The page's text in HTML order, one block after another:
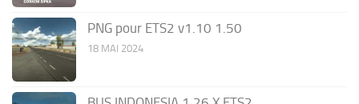
PNG pour ETS2 v1.10 1.50
18 MAI 2024